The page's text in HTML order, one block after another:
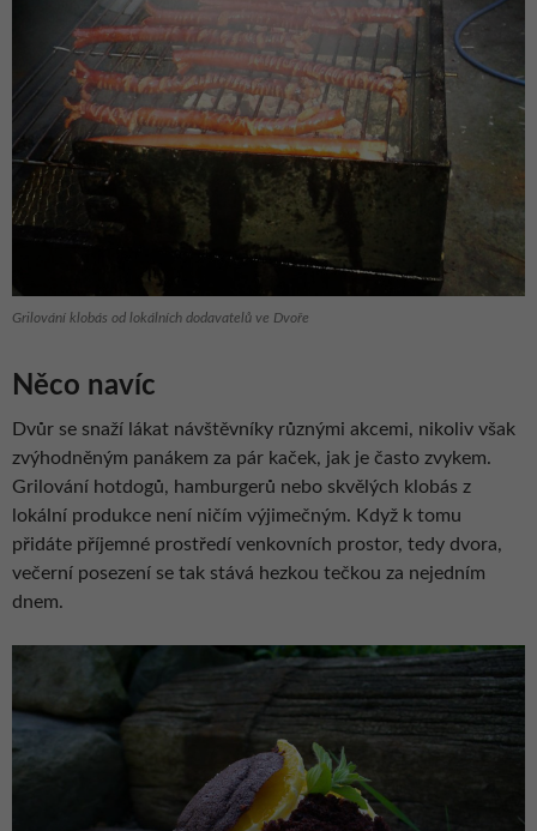
Grilování klobás od lokálních dodavatelů ve Dvoře
Něco navíc
Dvůr se snaží lákat návštěvníky různými akcemi, nikoliv však
zvýhodněným panákem za pár kaček, jak je často zvykem.
Grilování hotdogů, hamburgerů nebo skvělých klobás z
lokální produkce není ničím výjimečným. Když k tomu
přidáte příjemné prostředí venkovních prostor, tedy dvora,
večerní posezení se tak stává hezkou tečkou za nejedním
dnem.